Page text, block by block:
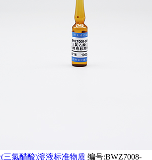
三氯醋酸)溶液标准物质 编号:BWZ7008-